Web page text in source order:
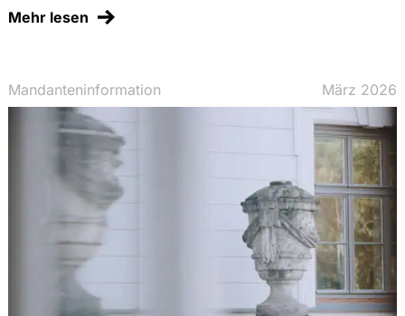
Mehr lesen
Mandanteninformation März 2026